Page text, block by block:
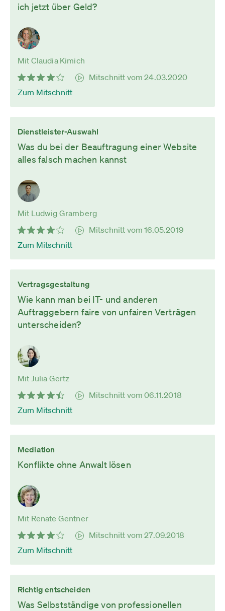
ich jetzt über Geld?
Mit Claudia Kimich
Mitschnitt vom 24.03.2020
Zum Mitschnitt
Dienstleister-Auswahl
Was du bei der Beauftragung einer Website
alles falsch machen kannst
Mit Ludwig Gramberg
Mitschnitt vom 16.05.2019
Zum Mitschnitt
Vertragsgestaltung
Wie kann man bei IT- und anderen
Auftraggebern faire von unfairen Verträgen
unterscheiden?
Mit Julia Gertz
Mitschnitt vom 06.11.2018
Zum Mitschnitt
Mediation
Konflikte ohne Anwalt lösen
Mit Renate Gentner
Mitschnitt vom 27.09.2018
Zum Mitschnitt
Richtig entscheiden
Was Selbstständige von professionellen